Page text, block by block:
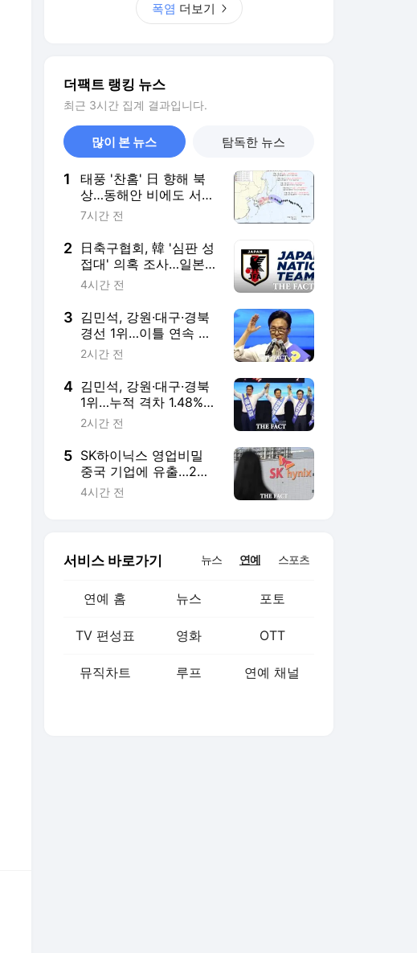
폭염 더보기
더팩트 랭킹 뉴스
최근 3시간 집계 결과입니다.
많이 본 뉴스 탐독한 뉴스
1
태풍 '찬홈' 日 향해 북
상…동해안 비에도 서쪽
폭염 계속
7시간 전
2 日축구협회, 韓 '심판 성
접대' 의혹 조사…일본인
심판 4명 대상
4시간 전
3 김민석, 강원·대구·경북
경선 1위…이틀 연속 정
청래 제쳐
2시간 전
4 김민석, 강원·대구·경북
1위…누적 격차 1.48%p
로 선두 굳혀
2시간 전
5 SK하이닉스 영업비밀
중국 기업에 유출…2심
도 실형
4시간 전
서비스 바로가기 뉴스 연예 스포츠
연예 홈 뉴스 포토
TV 편성표 영화 OTT
뮤직차트 루프 연예 채널